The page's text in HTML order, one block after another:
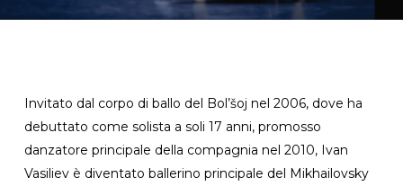
Invitato dal corpo di ballo del Bol’šoj nel 2006, dove ha
debuttato come solista a soli 17 anni, promosso
danzatore principale della compagnia nel 2010, Ivan
Vasiliev è diventato ballerino principale del Mikhailovsky